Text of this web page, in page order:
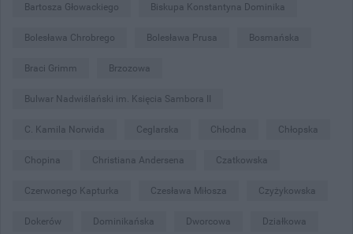
Bartosza Głowackiego Biskupa Konstantyna Dominika
Bolesława Chrobrego Bolesława Prusa Bosmańska
Braci Grimm Brzozowa
Bulwar Nadwiślański im. Księcia Sambora II
C. Kamila Norwida Ceglarska Chłodna Chłopska
Chopina Christiana Andersena Czatkowska
Czerwonego Kapturka Czesława Miłosza Czyżykowska
Dokerów Dominikańska Dworcowa Działkowa